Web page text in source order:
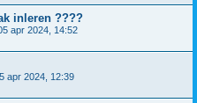
inleren ????
apr 2024, 14:52
apr 2024, 12:39